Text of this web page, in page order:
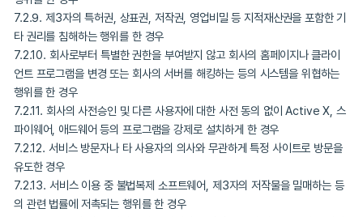
7.2.2. 포인트 부정적립 및 부정사용 등 서비스를 부정한 방법 또는
이용한 경우. ‘부정적립’이란 사용자가 실제로 광고를 시청하지 않았
구하고 본인 또는 제3자에게 포인트를 지급·적립하게 한 경우, 시청
상으로 포인트를 본인 또는 제3자에게 지급·적립되게 한 경우, 기타
인 사용을 통해 포인트를 본인 또는 제3자에게 지급·적립되게 한 경
합니다. 사용자는 포인트를 지급받기 위해 정상적인 방법으로 광고
여야 하며 회사가 제공하는 절차를 이행해야 합니다. 그 이외의 경우
적립으로 간주합니다.
7.2.3. 사용자가 사망한 경우
7.2.4. 다른 사용자의 서비스 이용을 방해하거나 타인의 정보를 도용